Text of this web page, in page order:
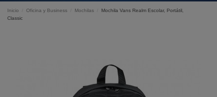
Inicio Oficina y Business Mochilas
Mochila Vans Realm Escolar, Portátil,
Classic